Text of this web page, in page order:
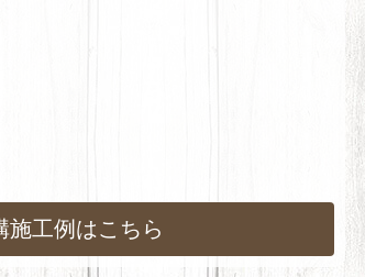
施工例はこちら